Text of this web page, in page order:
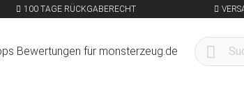
100 TAGE RÜCKGABERECHT